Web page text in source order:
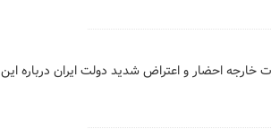
خارجه احضار و اعتراض شدید دولت ایران درباره این